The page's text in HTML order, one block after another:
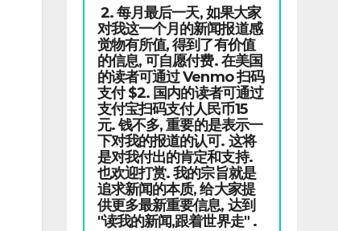
2. 每月最后一天, 如果大家
对我这一个月的新闻报道感
觉物有所值, 得到了有价值
的信息, 可自愿付费. 在美国
的读者可通过 Venmo 扫码
支付 $2. 国内的读者可通过
支付宝扫码支付人民币15
元. 钱不多, 重要的是表示一
下对我的报道的认可. 这将
是对我付出的肯定和支持.
也欢迎打赏. 我的宗旨就是
追求新闻的本质, 给大家提
供更多最新重要信息, 达到
"读我的新闻,跟着世界走" .